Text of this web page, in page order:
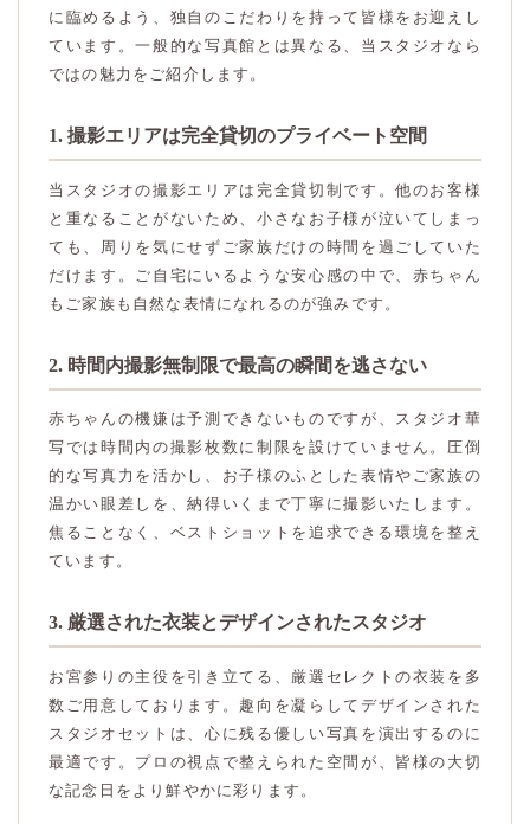
に臨めるよう、独自のこだわりを持って皆様をお迎えし
ています。一般的な写真館とは異なる、当スタジオなら
ではの魅力をご紹介します。
1. 撮影エリアは完全貸切のプライベート空間
当スタジオの撮影エリアは完全貸切制です。他のお客様
と重なることがないため、小さなお子様が泣いてしまっ
ても、周りを気にせずご家族だけの時間を過ごしていた
だけます。ご自宅にいるような安心感の中で、赤ちゃん
もご家族も自然な表情になれるのが強みです。
2. 時間内撮影無制限で最高の瞬間を逃さない
赤ちゃんの機嫌は予測できないものですが、スタジオ華
写では時間内の撮影枚数に制限を設けていません。圧倒
的な写真力を活かし、お子様のふとした表情やご家族の
温かい眼差しを、納得いくまで丁寧に撮影いたします。
焦ることなく、ベストショットを追求できる環境を整え
ています。
3. 厳選された衣装とデザインされたスタジオ
お宮参りの主役を引き立てる、厳選セレクトの衣装を多
数ご用意しております。趣向を凝らしてデザインされた
スタジオセットは、心に残る優しい写真を演出するのに
最適です。プロの視点で整えられた空間が、皆様の大切
な記念日をより鮮やかに彩ります。